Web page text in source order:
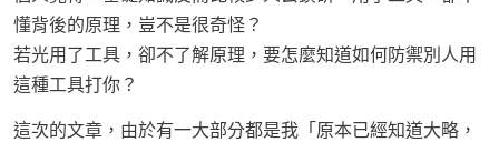
懂背後的原理，豈不是很奇怪？
若光用了工具，卻不了解原理，要怎麼知道如何防禦別人用
這種工具打你？
這次的文章，由於有一大部分都是我「原本已經知道大略，